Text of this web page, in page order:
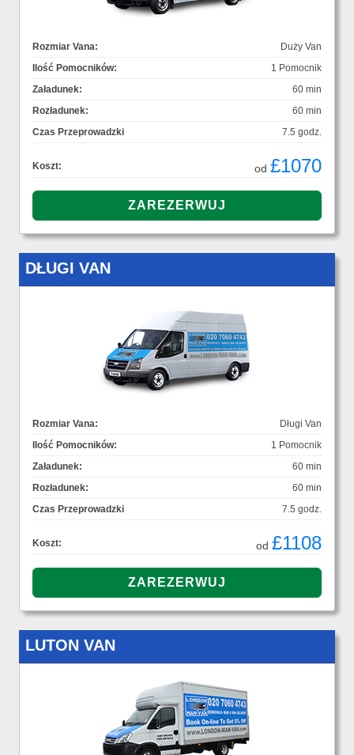
Rozmiar Vana:
Duży Van
Ilość Pomocników:
1 Pomocnik
Załadunek:
60 min
Rozładunek:
60 min
Czas Przeprowadzki
7.5 godz.
Koszt: od £1070
DŁUGI VAN
Rozmiar Vana:
Długi Van
Ilość Pomocników:
1 Pomocnik
Załadunek:
60 min
Rozładunek:
60 min
Czas Przeprowadzki
7.5 godz.
Koszt: od £1108
LUTON VAN